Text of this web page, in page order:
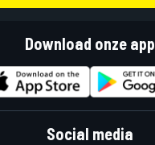
Download onze app
Social media